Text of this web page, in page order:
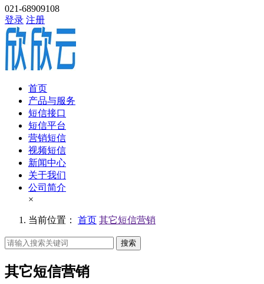
021-68909108
登录 注册
首页
产品与服务
短信接口
短信平台
营销短信
视频短信
新闻中心
关于我们
公司简介
×
当前位置： 首页 其它短信营销
搜索
其它短信营销